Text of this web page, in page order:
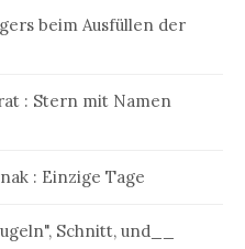
beim Ausfüllen der
: Stern mit Namen
: Einzige Tage
Schnitt, und__